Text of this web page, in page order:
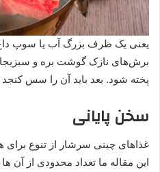
یعنی یک ظرف بزرگ آب یا سوپ
برش‌های نازک گوشت بره و
پخته شود. بعد باید آن را سس کنجد
سخن پایانی
غذاهای چینی سرشار از تنوع
این مقاله ما تعداد محدودی از آن